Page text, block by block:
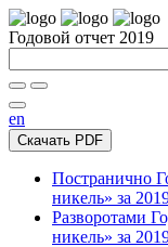
Годовой отчет 2019
en
Скачать PDF
Постранично
никель» за
Разворотами
никель» за